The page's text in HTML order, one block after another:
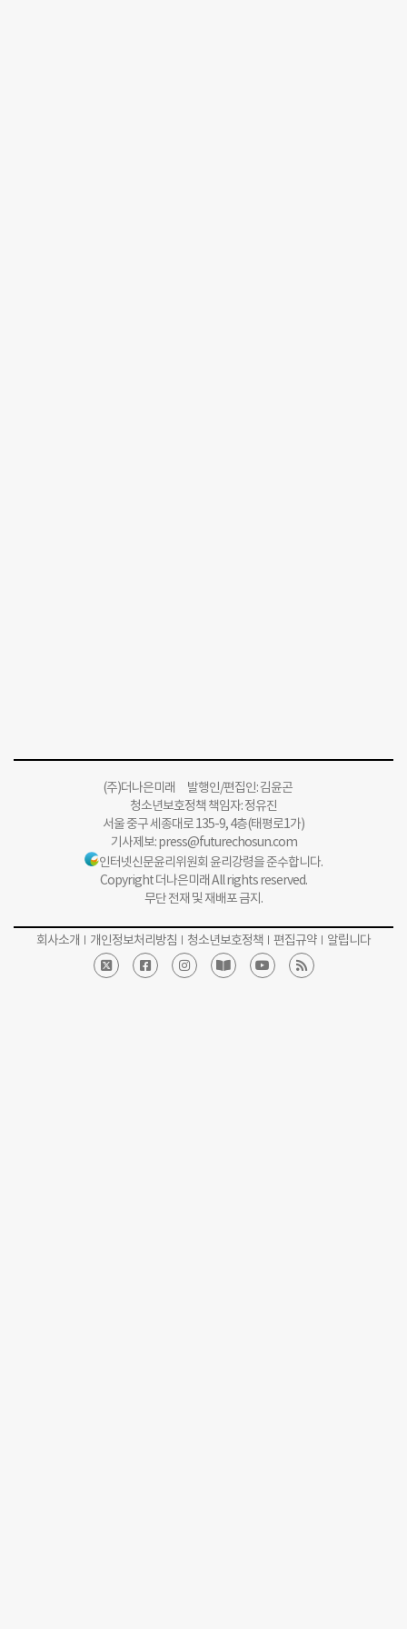
(주)더나은미래 발행인/편집인: 김윤곤
청소년보호정책 책임자: 정유진
서울 중구 세종대로 135-9, 4층(태평로1가)
기사제보:press@futurechosun.com
인터넷신문윤리위원회 윤리강령을 준수합니다.
Copyright 더나은미래 All rights reserved.
무단 전재 및 재배포 금지.
회사소개 개인정보처리방침 청소년보호정책 편집규약 알립니다